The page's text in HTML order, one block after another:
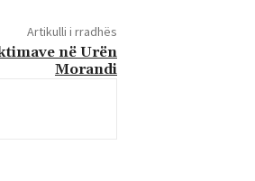
Artikulli i rradhës
në Urën
Morandi